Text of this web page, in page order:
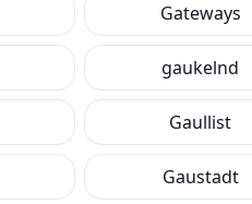
Gateways
gaukelnd
Gaullist
Gaustadt